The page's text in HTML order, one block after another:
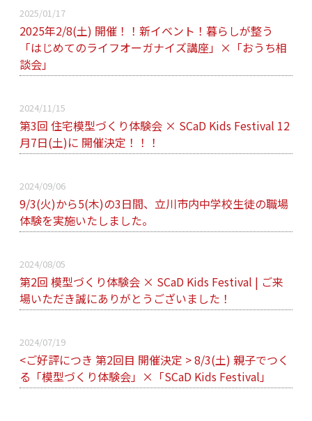
2025/01/17
2025年2/8(土) 開催！！新イベント！暮らしが整う
「はじめてのライフオーガナイズ講座」×「おうち相
談会」
2024/11/15
第3回 住宅模型づくり体験会 × SCaD Kids Festival 12
月7日(土)に 開催決定！！！
2024/09/06
9/3(火)から5(木)の3日間、立川市内中学校生徒の職場
体験を実施いたしました。
2024/08/05
第2回 模型づくり体験会 × SCaD Kids Festival | ご来
場いただき誠にありがとうございました！
2024/07/19
<ご好評につき 第2回目 開催決定 > 8/3(土) 親子でつく
る「模型づくり体験会」×「SCaD Kids Festival」